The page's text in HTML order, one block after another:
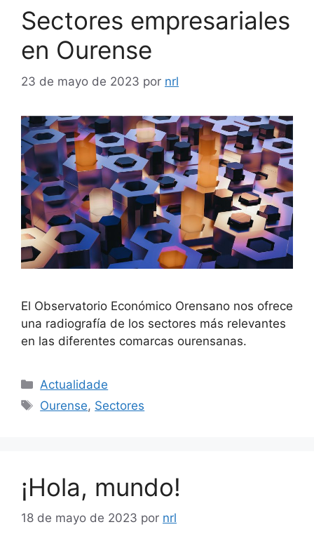
Sectores empresariales
en Ourense
23 de mayo de 2023 por nrl
El Observatorio Económico Orensano nos ofrece
una radiografía de los sectores más relevantes
en las diferentes comarcas ourensanas.
Actualidade
Ourense, Sectores
¡Hola, mundo!
18 de mayo de 2023 por nrl